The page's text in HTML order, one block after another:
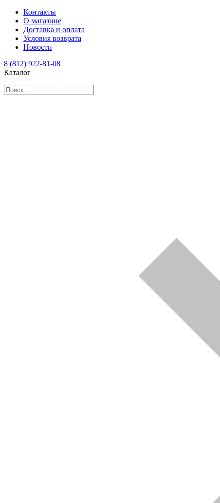
Контакты
О магазине
Доставка и оплата
Условия возврата
Новости
8 (812) 922-81-08
Каталог